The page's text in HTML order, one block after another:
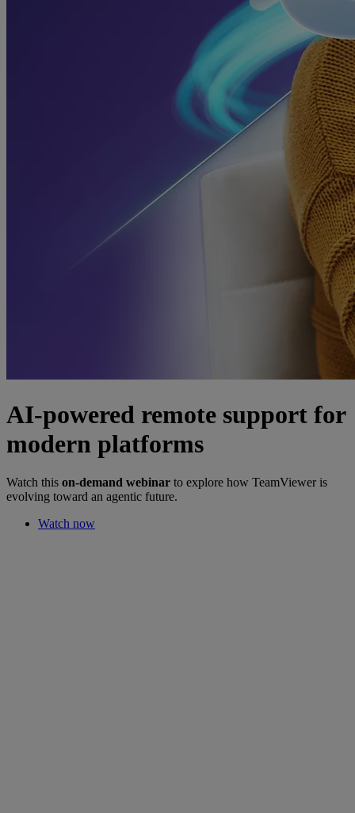
AI-powered remote support for
modern platforms
Watch this on-demand webinar to explore how TeamViewer is
evolving toward an agentic future.
Watch now